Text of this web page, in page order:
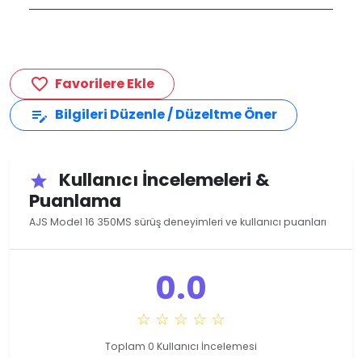
favorite_border Favorilere Ekle
edit_note Bilgileri Düzenle / Düzeltme Öner
star
Kullanıcı İncelemeleri &
Puanlama
AJS Model 16 350MS sürüş deneyimleri ve kullanıcı puanları
0.0
☆ ☆ ☆ ☆ ☆
Toplam 0 Kullanıcı İncelemesi